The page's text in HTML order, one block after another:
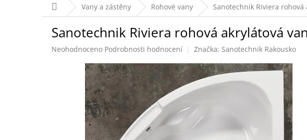
Domů Vany a zástěny Rohové vany Sanotechnik Riviera
Sanotechnik Riviera rohová akrylátová
Průměrné
hvězdiček.
Neohodnoceno Podrobnosti hodnocení Značka: Sanotechnik Rakousko